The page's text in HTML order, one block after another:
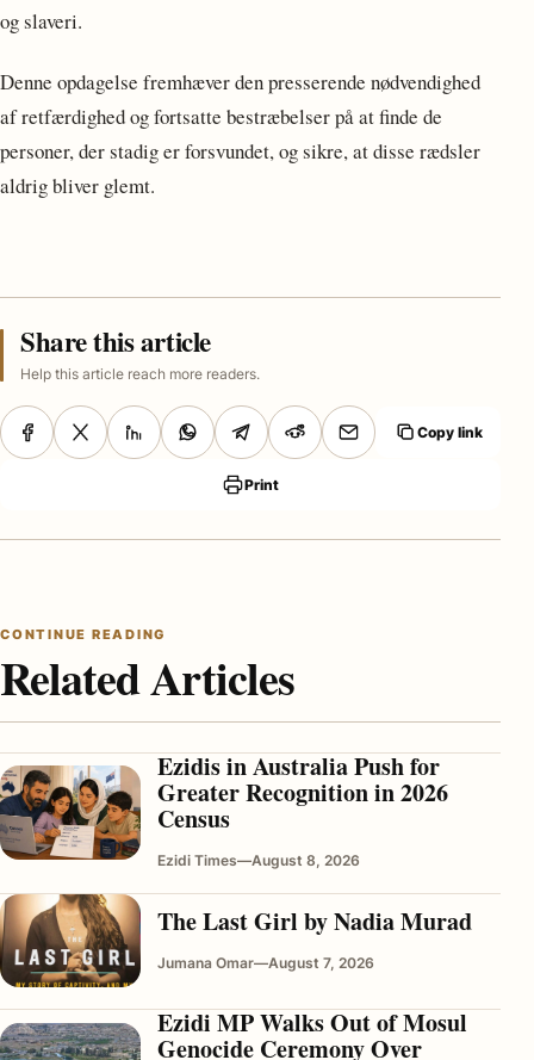
og slaveri.
Denne opdagelse fremhæver den presserende nødvendighed
af retfærdighed og fortsatte bestræbelser på at finde de
personer, der stadig er forsvundet, og sikre, at disse rædsler
aldrig bliver glemt.
Share this article
Help this article reach more readers.
Copy link
Print
CONTINUE READING
Related Articles
Ezidis in Australia Push for
Greater Recognition in 2026
Census
Ezidi Times—August 8, 2026
The Last Girl by Nadia Murad
Jumana Omar—August 7, 2026
Ezidi MP Walks Out of Mosul
Genocide Ceremony Over